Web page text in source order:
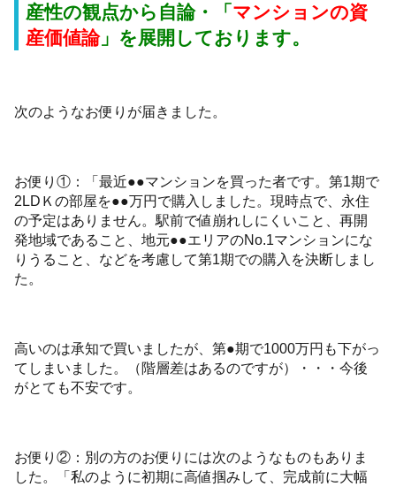
産性の観点から自論・「 マンションの資
産価値論」 を展開しております。
次のようなお便りが届きました。
お便り①：「最近●●マンションを買った者です。第1期で
2LDＫの部屋を●●万円で購入しました。現時点で、永住
の予定はありません。駅前で値崩れしにくいこと、再開
発地域であること、地元●●エリアのNo.1マンションにな
りうること、などを考慮して第1期での購入を決断しまし
た。
高いのは承知で買いましたが、第●期で1000万円も下がっ
てしまいました。（階層差はあるのですが）・・・今後
がとても不安です。
お便り②：別の方のお便りには次のようなものもありま
した。「私のように初期に高値掴みして、完成前に大幅